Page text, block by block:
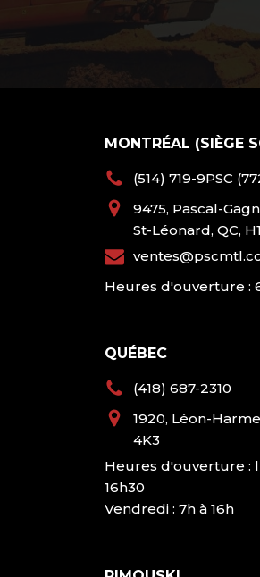
MONTRÉAL (SIÈGE
(514) 719-9PSC
9475, Pascal-
St-Léonard, QC,
Heures d'ouverture :
QUÉBEC
(418) 687-2310
1920, Léon-
4K3
Heures d'ouverture :
16h30
Vendredi : 7h à 16h